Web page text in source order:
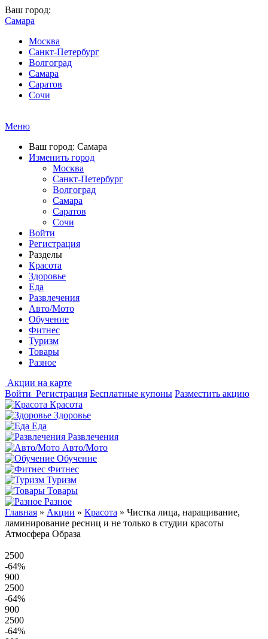
Ваш город:
Самара
Москва
Санкт-Петербург
Волгоград
Самара
Саратов
Сочи
Меню
Ваш город: Самара
Изменить город
Москва
Санкт-Петербург
Волгоград
Самара
Саратов
Сочи
Войти
Регистрация
Разделы
Красота
Здоровье
Еда
Развлечения
Авто/Мото
Обучение
Фитнес
Туризм
Товары
Разное
Акции на карте
Войти Регистрация Бесплатные купоны Разместить акцию
Красота
Здоровье
Еда
Развлечения
Авто/Мото
Обучение
Фитнес
Туризм
Товары
Разное
Главная » Акции » Красота » Чистка лица, наращивание,
ламинирование ресниц и не только в студии красоты
Атмосфера Образа
2500
-64%
900
2500
-64%
900
2500
-64%